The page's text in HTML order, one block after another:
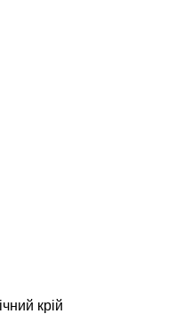
крій